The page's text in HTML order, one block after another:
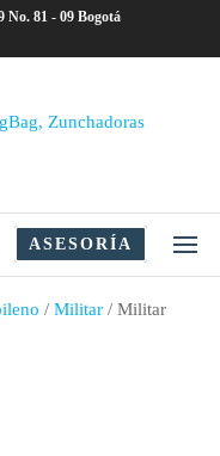
No. 81 - 09 Bogotá
ASESORÍA
/ Militar / Militar